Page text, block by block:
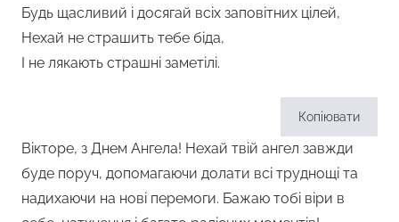
Будь щасливий і досягай всіх заповітних цілей,
Нехай не страшить тебе біда,
І не лякають страшні заметілі.
Копіювати
Вікторе, з Днем Ангела! Нехай твій ангел завжди
буде поруч, допомагаючи долати всі труднощі та
надихаючи на нові перемоги. Бажаю тобі віри в